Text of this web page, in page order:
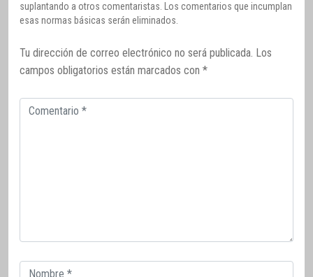
suplantando a otros comentaristas. Los comentarios que incumplan
esas normas básicas serán eliminados.
Tu dirección de correo electrónico no será publicada. Los
campos obligatorios están marcados con *
Comentario
Correo